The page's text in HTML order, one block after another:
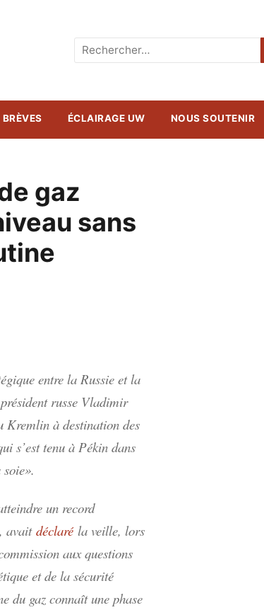
Rechercher
:
BRÈVES ÉCLAIRAGE UW NOUS SOUTENIR
gaz
sans
entre la Russie et la
russe Vladimir
Kremlin à destination des
s’est tenu à Pékin dans
un record
avait déclaré la veille, lors
aux questions
et de la sécurité
du gaz connaît une phase